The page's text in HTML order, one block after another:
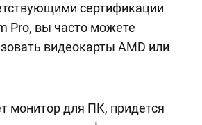
сертификации
Pro, вы часто можете
видеокарты AMD или
монитор для ПК, придется